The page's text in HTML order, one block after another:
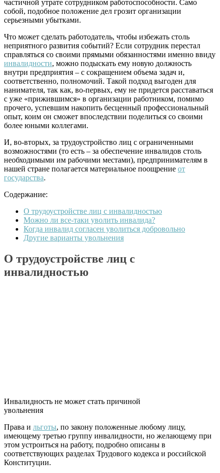
частичной утрате сотрудником работоспособности. Само
собой, подобное положение дел грозит организации
серьезными убытками.
Что может сделать работодатель, чтобы избежать столь
неприятного развития событий? Если сотрудник перестал
справляться со своими прямыми обязанностями именно ввиду
инвалидности, можно подыскать ему новую должность
внутри предприятия – с сокращением объема задач и,
соответственно, полномочий. Такой подход выгоден для
нанимателя, так как, во-первых, ему не придется расставаться
с уже «прижившимся» в организации работником, помимо
прочего, успевшим накопить бесценный профессиональный
опыт, коим он сможет впоследствии поделиться со своими
более юными коллегами.
И, во-вторых, за трудоустройство лиц с ограниченными
возможностями (то есть – за обеспечение инвалидов столь
необходимыми им рабочими местами), предпринимателям в
нашей стране полагается материальное поощрение от
государства.
Содержание:
О трудоустройстве лиц с инвалидностью
Можно ли все-таки уволить инвалида?
Когда инвалид согласен уволиться добровольно
Другие варианты увольнения
О трудоустройстве лиц с
инвалидностью
Инвалидность не может стать причиной
увольнения
Права и льготы, по закону положенные любому лицу,
имеющему третью группу инвалидности, но желающему при
этом устроиться на работу, подробно описаны в
соответствующих разделах Трудового кодекса и российской
Конституции.